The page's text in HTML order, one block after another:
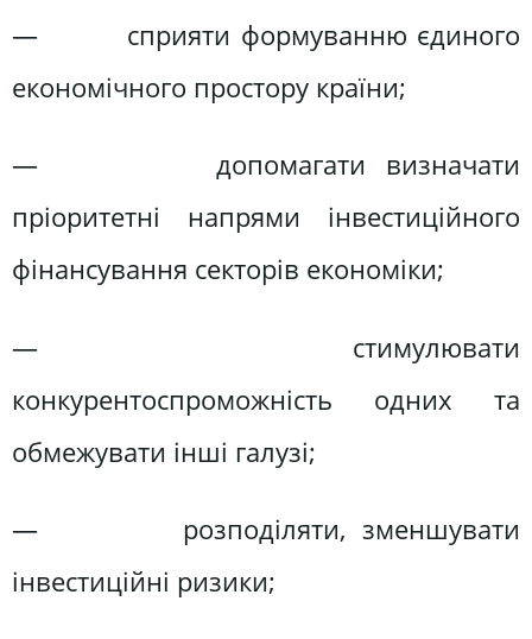
— сприяти формуванню єдиного
економічного простору країни;
— допомагати визначати
пріоритетні напрями інвестиційного
фінансування секторів економіки;
— стимулювати
конкурентоспроможність одних та
обмежувати інші галузі;
— розподіляти, зменшувати
інвестиційні ризики;